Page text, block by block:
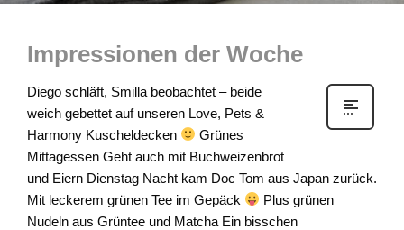
Impressionen der Woche
Diego schläft, Smilla beobachtet – beide
weich gebettet auf unseren Love, Pets &
Harmony Kuscheldecken
Grünes
Mittagessen Geht auch mit Buchweizenbrot
und Eiern Dienstag Nacht kam Doc Tom aus Japan zurück.
Mit leckerem grünen Tee im Gepäck
Plus grünen
Nudeln aus Grüntee und Matcha Ein bisschen